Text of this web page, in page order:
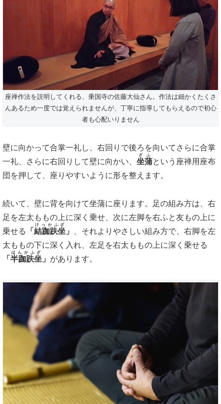
座禅作法を説明してくれる、乗国寺の佐藤大仙さん。作法は細かくたくさ
んあるため一度では覚えられませんが、丁寧に指導してもらえるので初心
者も心配いりません
壁に向かって合掌一礼し、右回りで後ろを向いてさらに合掌
一礼、さらに右回りして壁に向かい、 坐蒲
ざふ
という座禅用座布
団を押して、座りやすいように形を整えます。
続いて、壁に背を向けて坐蒲に座ります。足の組み方は、右
足を左太ももの上に深く乗せ、次に左脚を右ふと友もの上に
乗せる
「 結跏趺坐
けっかふざ
」
、それよりやさしい組み方で、右脚を左
太ももの下に深く入れ、左足を右太ももの上に深く乗せる
「 半跏趺坐
はんかふざ
」 があります。